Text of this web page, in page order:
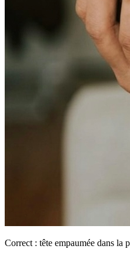
Correct : tête empaumée dans la